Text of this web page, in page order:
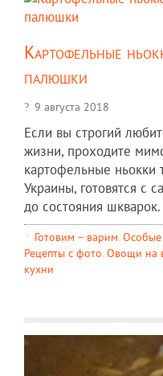
Картофельные
палюшки
9 августа 2018
Если вы строгий
жизни, проходите
картофельные ньокки
Украины, готовятся с
до состояния
Готовим – варим,
Рецепты c фото, Овощи на
кухни